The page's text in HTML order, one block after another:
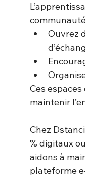
Ouvrez
Ces
maintenir
Chez
% digitaux
aidons à
plateforme